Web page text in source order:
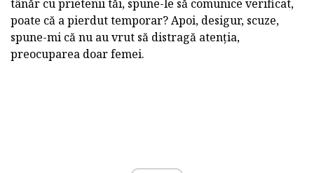
tânăr cu prietenii tăi, spune-le să comunice verificat,
poate că a pierdut temporar? Apoi, desigur, scuze,
spune-mi că nu au vrut să distragă atenția,
preocuparea doar femei.